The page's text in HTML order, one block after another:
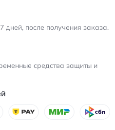
дней, после получения заказа.
средства защиты и